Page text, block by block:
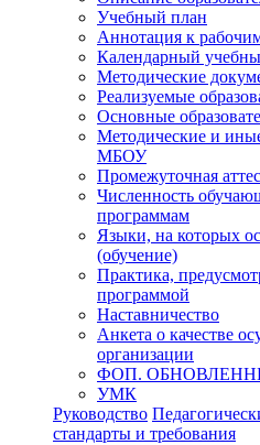
Учебный план
Аннотация к
Календарный
Методические
Реализуемые
Основные
Методические и
МБОУ
Промежуточная
Численность
программам
Языки, на которых
(обучение)
Практика,
программой
Наставничество
Анкета о качестве
организации
ФОП.
УМК
Руководство
стандарты и требования